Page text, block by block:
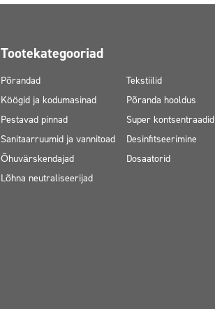
Tootekategooriad
Põrandad
Köögid ja kodumasinad
Pestavad pinnad
Sanitaarruumid ja vannitoad
Õhuvärskendajad
Lõhna neutraliseerijad
Tekstiilid
Põranda hooldus
Super kontsentraadid
Desinfitseerimine
Dosaatorid